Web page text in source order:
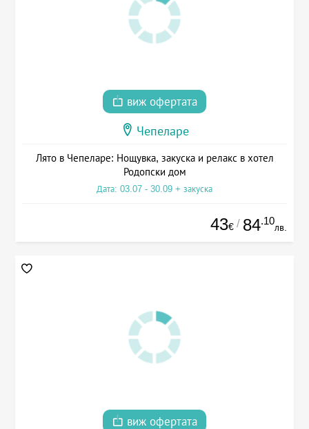
виж офертата
Чепеларе
Лято в Чепеларе: Нощувка, закуска и релакс в хотел
Родопски дом
Дата: 03.07 - 30.09 + закуска
43€ / 84.10
лв.
виж офертата